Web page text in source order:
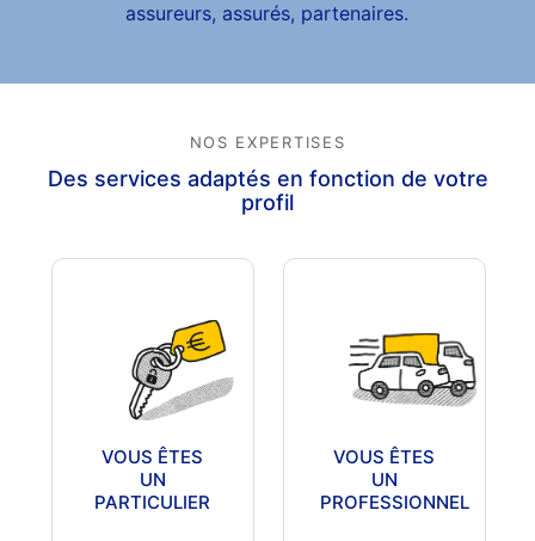
assureurs, assurés, partenaires.
NOS EXPERTISES
Des services adaptés en fonction de votre
profil
VOUS ÊTES
UN
PARTICULIER
VOUS ÊTES
UN
PROFESSIONNEL